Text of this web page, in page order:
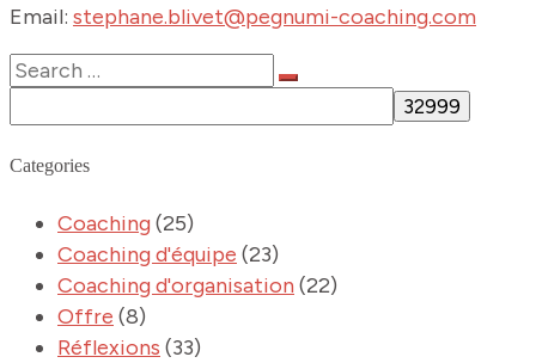
Email: stephane.blivet@pegnumi-coaching.com
Categories
Coaching(25)
Coaching d'équipe (23)
Coaching d'organisation(22)
Offre (8)
Réflexions (33)